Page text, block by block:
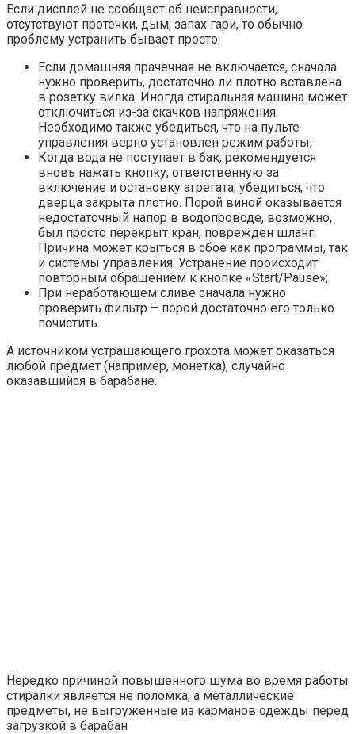
Если дисплей не сообщает об неисправности,
отсутствуют протечки, дым, запах гари, то обычно
проблему устранить бывает просто:
Если домашняя прачечная не включается, сначала
нужно проверить, достаточно ли плотно вставлена
в розетку вилка. Иногда стиральная машина может
отключиться из-за скачков напряжения.
Необходимо также убедиться, что на пульте
управления верно установлен режим работы;
Когда вода не поступает в бак, рекомендуется
вновь нажать кнопку, ответственную за
включение и остановку агрегата, убедиться, что
дверца закрыта плотно. Порой виной оказывается
недостаточный напор в водопроводе, возможно,
был просто перекрыт кран, поврежден шланг.
Причина может крыться в сбое как программы, так
и системы управления. Устранение происходит
повторным обращением к кнопке «Start/Pause»;
При неработающем сливе сначала нужно
проверить фильтр – порой достаточно его только
почистить.
А источником устрашающего грохота может оказаться
любой предмет (например, монетка), случайно
оказавшийся в барабане.
Нередко причиной повышенного шума во время работы
стиралки является не поломка, а металлические
предметы, не выгруженные из карманов одежды перед
загрузкой в барабан